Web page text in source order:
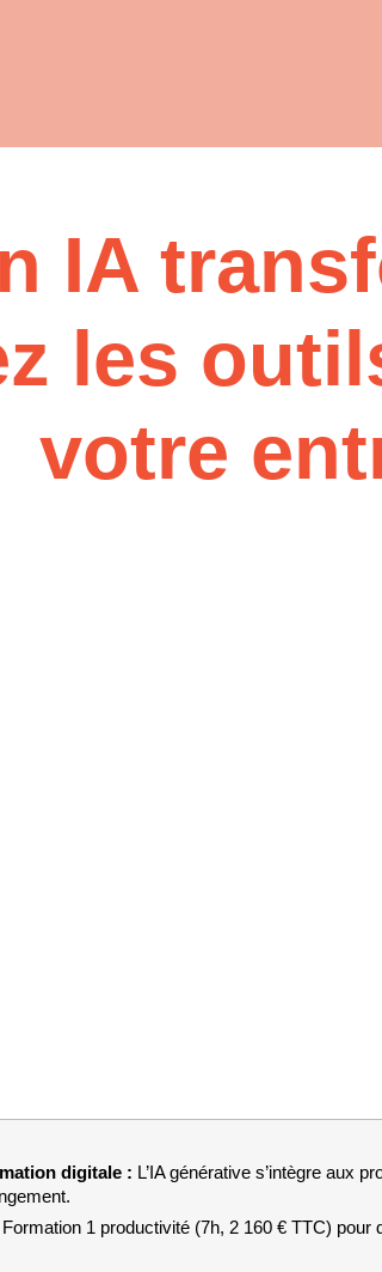
IA
les
votre
digitale : L’IA générative s’intègre aux
Formation 1 productivité (7h, 2 160 € TTC)